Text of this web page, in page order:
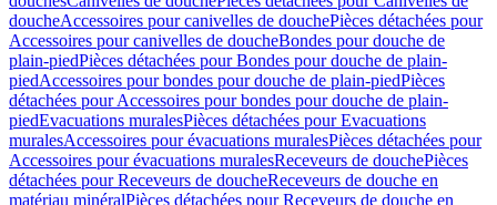
doucheAccessoires pour canivelles de douchePièces détachées pour
Accessoires pour canivelles de doucheBondes pour douche de
plain-piedPièces détachées pour Bondes pour douche de plain-
piedAccessoires pour bondes pour douche de plain-piedPièces
détachées pour Accessoires pour bondes pour douche de plain-
piedEvacuations muralesPièces détachées pour Evacuations
muralesAccessoires pour évacuations muralesPièces détachées pour
Accessoires pour évacuations muralesReceveurs de douchePièces
détachées pour Receveurs de doucheReceveurs de douche en
matériau minéralPièces détachées pour Receveurs de douche en